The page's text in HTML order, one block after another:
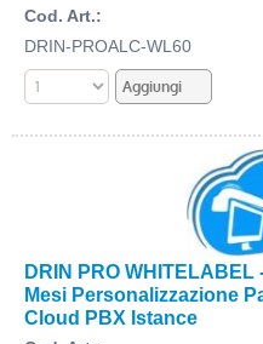
Cod. Art.:
DRIN-PROALC-WL60
DRIN PRO
Mesi Personalizzazione
Cloud PBX Istance